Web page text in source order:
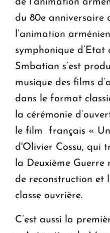
du 80e anniversaire
l’animation
symphonique
Smbatian s’est
musique des films
dans le format
la cérémonie
le film français «
d'Olivier Cossu, qui
la Deuxième
de reconstruction et
classe ouvrière.
C’est aussi la